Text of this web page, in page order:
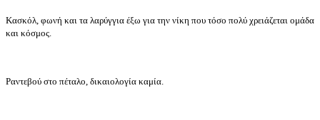
Κασκόλ, φωνή και τα λαρύγγια έξω για την νίκη που τόσο πολύ χρειάζεται ομάδα
και κόσμος.
Ραντεβού στο πέταλο, δικαιολογία καμία.